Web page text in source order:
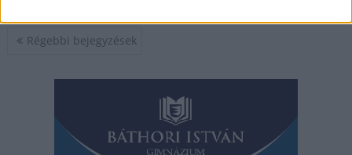
Bejegyzés
Régebbi bejegyzések